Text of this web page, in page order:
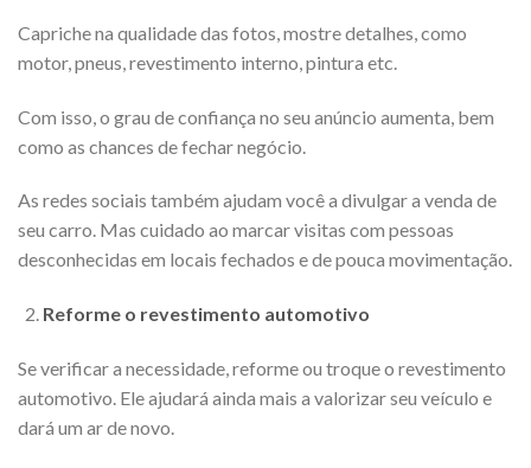
Capriche na qualidade das fotos, mostre detalhes, como
motor, pneus, revestimento interno, pintura etc.
Com isso, o grau de confiança no seu anúncio aumenta, bem
como as chances de fechar negócio.
As redes sociais também ajudam você a divulgar a venda de
seu carro. Mas cuidado ao marcar visitas com pessoas
desconhecidas em locais fechados e de pouca movimentação.
Reforme o revestimento automotivo
Se verificar a necessidade, reforme ou troque o revestimento
automotivo. Ele ajudará ainda mais a valorizar seu veículo e
dará um ar de novo.